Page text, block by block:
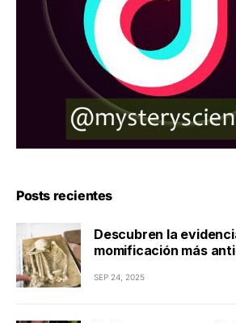
Posts recientes
Descubren la
momificación más
SEP 24, 2025